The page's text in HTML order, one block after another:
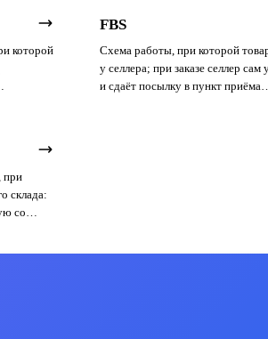
которой
FBS
Схема работы, при которой
у селлера; при заказе селлер сам
и сдаёт посылку в пункт приёма
при
склада:
со